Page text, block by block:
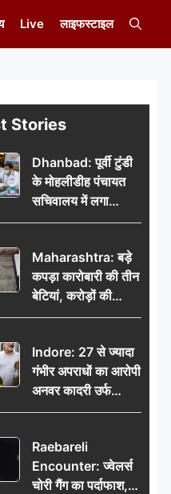
Live लाइफस्टाइल
Stories
Dhanbad: पूर्वी टुंडी
के मोहलीडीह पंचायत
सचिवालय में लगा
निःशुल्क स्वास्थ्य जांच
उठाया लाभ
Maharashtra: बड़े
कपड़ा कारोबारी की तीन
बेटियां, करोड़ों की
कमाई… फिर भी पिता
अंतिम दिन, 5100 रुपये
भेजकर कहा– अंतिम
संस्कार कर दीजिए हम
नहीं आ पाएंगे
Indore: 27 से ज्यादा
गंभीर अपराधों का आरोपी
अनवर कादरी उर्फ
‘डकैत’ गिरफ्तार, इंदौर
Raebareli
Encounter: ज्वेलर्स
चोरी गैंग का पर्दाफाश,